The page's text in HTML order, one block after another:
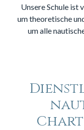
Unsere Schule ist
um theoretische
um alle